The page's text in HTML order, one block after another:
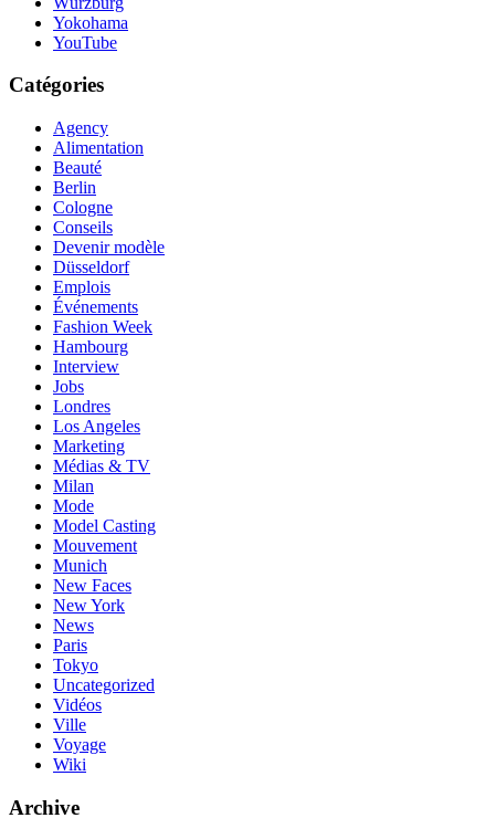
Yokohama
YouTube
Catégories
Agency
Alimentation
Beauté
Berlin
Cologne
Conseils
Devenir modèle
Düsseldorf
Emplois
Événements
Fashion Week
Hambourg
Interview
Jobs
Londres
Los Angeles
Marketing
Médias & TV
Milan
Mode
Model Casting
Mouvement
Munich
New Faces
New York
News
Paris
Tokyo
Uncategorized
Vidéos
Ville
Voyage
Wiki
Archive